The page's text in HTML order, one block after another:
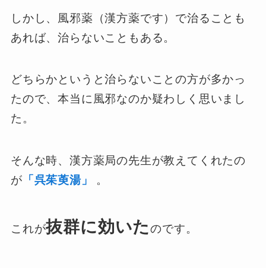
しかし、風邪薬（漢方薬です）で治ることも
あれば、治らないこともある。
どちらかというと治らないことの方が多かっ
たので、本当に風邪なのか疑わしく思いまし
た。
そんな時、漢方薬局の先生が教えてくれたの
が 「呉茱萸湯」 。
これが抜群に効いたのです。